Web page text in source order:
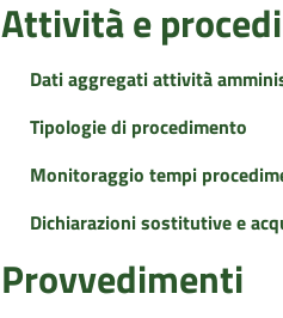
Attività e
Dati aggregati attività
Tipologie di procedimento
Monitoraggio tempi
Dichiarazioni sostitutive e
Provvedimenti